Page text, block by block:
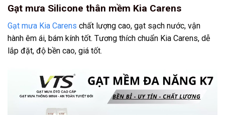
Gạt mưa Silicone thân mềm Kia Carens
Gạt mưa Kia Carens chất lượng cao, gạt sạch nước, vận
hành êm ái, bám kính tốt. Tương thích chuẩn Kia Carens, dễ
lắp đặt, độ bền cao, giá tốt.